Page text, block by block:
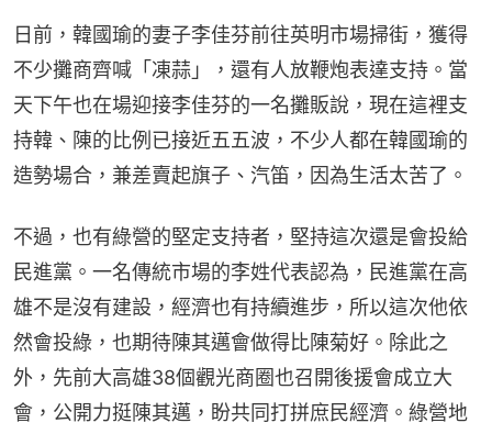
日前，韓國瑜的妻子李佳芬前往英明市場掃街，獲得
不少攤商齊喊「凍蒜」，還有人放鞭炮表達支持。當
天下午也在場迎接李佳芬的一名攤販說，現在這裡支
持韓、陳的比例已接近五五波，不少人都在韓國瑜的
造勢場合，兼差賣起旗子、汽笛，因為生活太苦了。
不過，也有綠營的堅定支持者，堅持這次還是會投給
民進黨。一名傳統市場的李姓代表認為，民進黨在高
雄不是沒有建設，經濟也有持續進步，所以這次他依
然會投綠，也期待陳其邁會做得比陳菊好。除此之
外，先前大高雄38個觀光商圈也召開後援會成立大
會，公開力挺陳其邁，盼共同打拼庶民經濟。綠營地